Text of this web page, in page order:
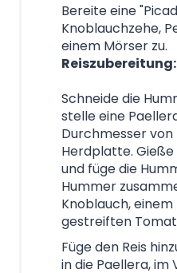
Bereite eine
Knoblauchzehe,
einem Mörser zu.
Reiszubereitung:
Schneide die
stelle eine
Durchmesser
Herdplatte. Gieße
und füge die
Hummer
Knoblauch,
gestreiften
Füge den Reis
in die Paellera, im